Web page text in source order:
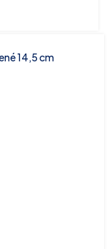
14,5 cm